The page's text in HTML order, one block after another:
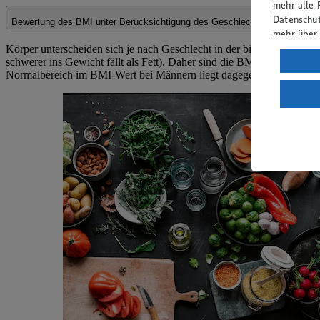
Bewertung des BMI unter Berücksichtigung des Geschlechts
Körper unterscheiden sich je nach Geschlecht in der biologischen
schwerer ins Gewicht fällt als Fett). Daher sind die BMI-Werte für
Normalbereich im BMI-Wert bei Männern liegt dagegen zwischen
mehr alle
mehr
Wenn
ein,
einem
Risiko